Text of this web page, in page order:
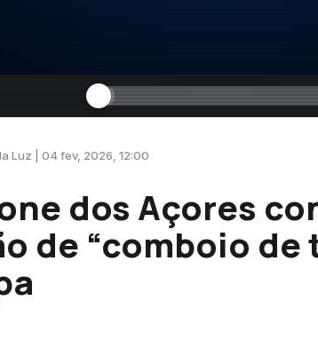
Luz | 04 fev, 2026, 12:00
dos Açores
de “comboio de